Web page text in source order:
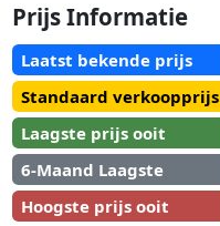
Prijs Informatie
Laatst bekende prijs
Standaard verkoopprijs
Laagste prijs ooit
6-Maand Laagste
Hoogste prijs ooit